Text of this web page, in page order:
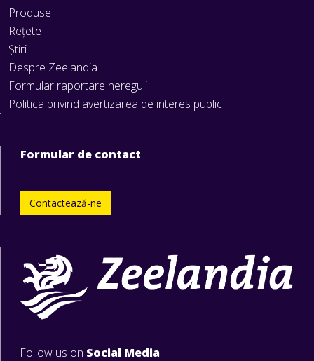
Produse
Rețete
Știri
Despre Zeelandia
Formular raportare nereguli
Politica privind avertizarea de interes public
Formular de contact
Contactează-ne
Follow us on Social Media